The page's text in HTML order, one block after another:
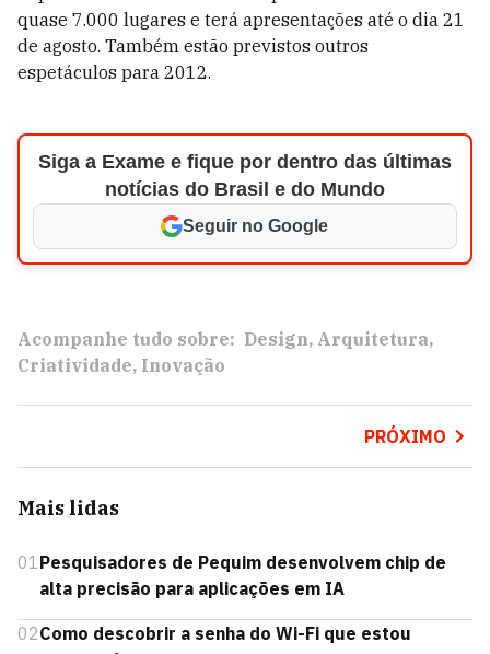
quase 7.000 lugares e terá apresentações até o dia 21
de agosto. Também estão previstos outros
espetáculos para 2012.
Siga a Exame e fique por dentro das últimas
notícias do Brasil e do Mundo
Seguir no Google
Acompanhe tudo sobre: Design Arquitetura
Criatividade Inovação
PRÓXIMO
Mais lidas
01Pesquisadores de Pequim desenvolvem chip de
alta precisão para aplicações em IA
02Como descobrir a senha do Wi-Fi que estou